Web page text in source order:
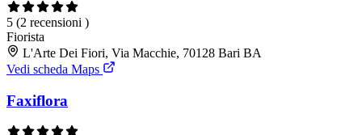
5 (2 recensioni )
Fiorista
L'Arte Dei Fiori, Via Macchie, 70128 Bari BA
Vedi scheda Maps
Faxiflora